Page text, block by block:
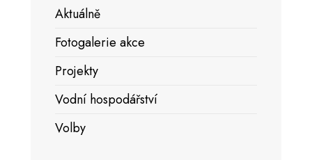
Aktuálně
Fotogalerie akce
Projekty
Vodní hospodářství
Volby